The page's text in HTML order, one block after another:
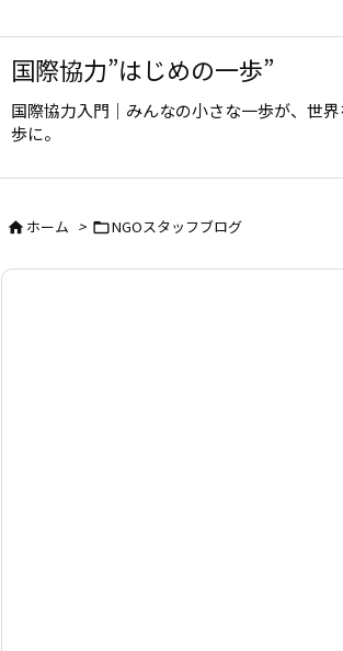
国際協力”はじめの一歩”
国際協力入門｜みんなの小さな一歩が、世
歩に。
ホーム > NGOスタッフブログ